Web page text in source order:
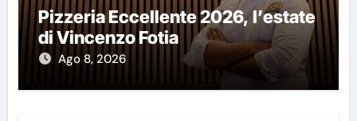
Pizzeria Eccellente 2026, l’estate
di Vincenzo Fotia
Ago 8, 2026